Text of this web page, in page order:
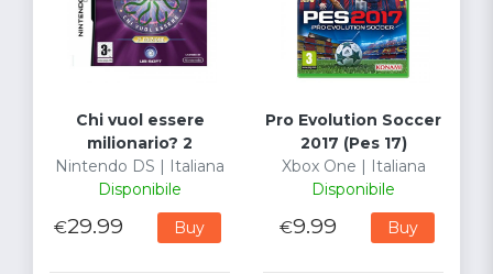
Chi vuol essere
milionario? 2
Nintendo DS | Italiana
Disponibile
€29.99 Buy
Pro Evolution Soccer
2017 (Pes 17)
Xbox One | Italiana
Disponibile
€9.99 Buy